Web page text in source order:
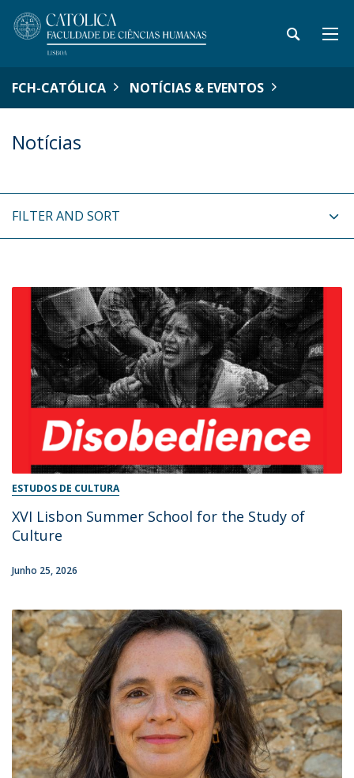
FCH-CATÓLICA NOTÍCIAS & EVENTOS
Notícias
FILTER AND SORT
ESTUDOS DE CULTURA
XVI Lisbon Summer School for the Study of
Culture
Junho 25, 2026